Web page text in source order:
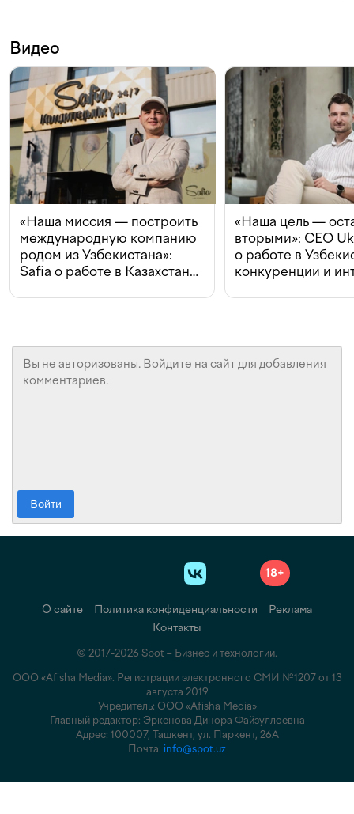
Видео
«Наша миссия — построить
международную компанию
родом из Узбекистана»:
Safia о работе в Казахстане,
«Наша цель —
вторыми»: CEO
о работе в
конкуренции и
Войти
18+
О сайте Политика конфиденциальности
Реклама
Контакты
© 2017-2026 Spot – Бизнес и технологии.
ООО «Afisha Media». Регистрации электронного СМИ №1207 от 13
августа 2019
Учредитель: ООО «Afisha Media»
Главный редактор: Эркенова Динора Файзуллоевна
Адрес: 100007, Ташкент, ул. Паркент, 26А
Почта: info@spot.uz